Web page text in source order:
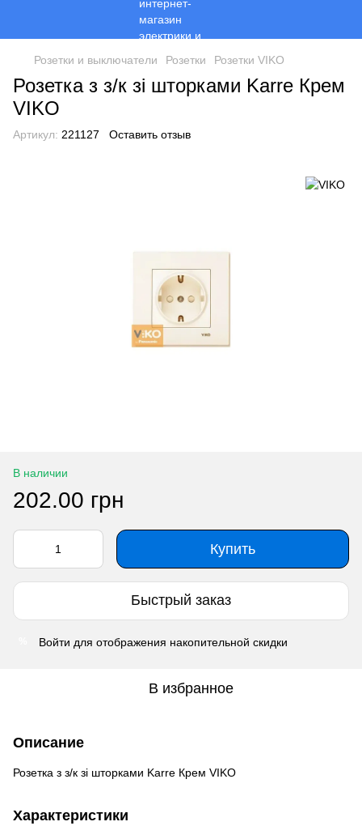
Розетки и выключатели Розетки Розетки VIKO
Розетка з з/к зі шторками Karre Крем
VIKO
Артикул: 221127 Оставить отзыв
В наличии
202.00 грн
Купить
Быстрый заказ
Войти для отображения накопительной скидки
В избранное
Описание
Розетка з з/к зі шторками Karre Крем VIKO
Характеристики